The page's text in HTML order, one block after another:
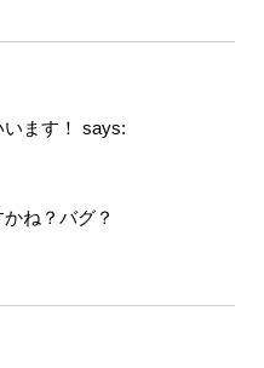
ます！
says:
ね？バグ？